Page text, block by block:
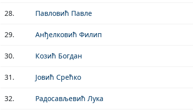
28. Павловић Павле
29. Анђелковић Филип
30. Козић Богдан
31. Јовић Срећко
32. Радосављевић Лука